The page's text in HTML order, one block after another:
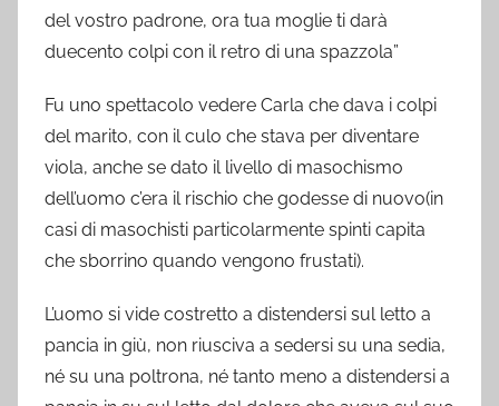
del vostro padrone, ora tua moglie ti darà
duecento colpi con il retro di una spazzola”
Fu uno spettacolo vedere Carla che dava i colpi
del marito, con il culo che stava per diventare
viola, anche se dato il livello di masochismo
dell’uomo c’era il rischio che godesse di nuovo(in
casi di masochisti particolarmente spinti capita
che sborrino quando vengono frustati).
L’uomo si vide costretto a distendersi sul letto a
pancia in giù, non riusciva a sedersi su una sedia,
né su una poltrona, né tanto meno a distendersi a